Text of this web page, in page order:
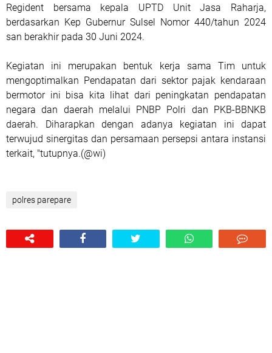
Regident bersama kepala UPTD Unit Jasa Raharja,
berdasarkan Kep Gubernur Sulsel Nomor 440/tahun 2024
san berakhir pada 30 Juni 2024.
Kegiatan ini merupakan bentuk kerja sama Tim untuk
mengoptimalkan Pendapatan dari sektor pajak kendaraan
bermotor ini bisa kita lihat dari peningkatan pendapatan
negara dan daerah melalui PNBP Polri dan PKB-BBNKB
daerah. Diharapkan dengan adanya kegiatan ini dapat
terwujud sinergitas dan persamaan persepsi antara instansi
terkait, "tutupnya.(@wi)
polres parepare